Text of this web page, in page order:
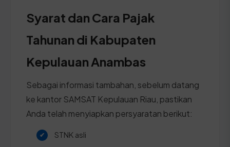
Syarat dan Cara Pajak
Tahunan di Kabupaten
Kepulauan Anambas
Sebagai informasi tambahan, sebelum datang
ke kantor SAMSAT Kepulauan Riau, pastikan
Anda telah menyiapkan persyaratan berikut:
STNK asli